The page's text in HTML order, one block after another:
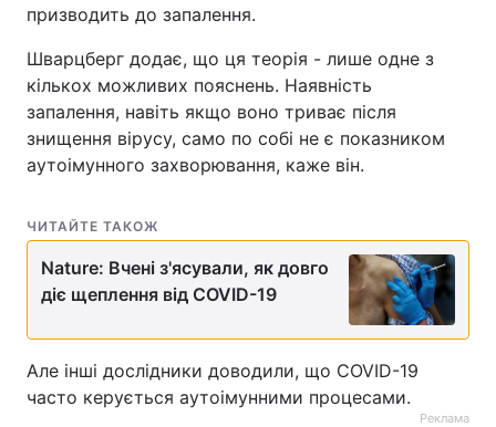
призводить до запалення.
Шварцберг додає, що ця теорія - лише одне з
кількох можливих пояснень. Наявність
запалення, навіть якщо воно триває після
знищення вірусу, само по собі не є показником
аутоімунного захворювання, каже він.
ЧИТАЙТЕ ТАКОЖ
Nature: Вчені з'ясували, як довго
діє щеплення від COVID-19
Але інші дослідники доводили, що COVID-19
часто керується аутоімунними процесами.
Реклама